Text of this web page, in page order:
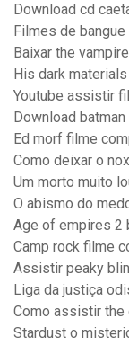
Download cd
Filmes de
Baixar the
His dark
Youtube assistir
Download
Ed morf filme
Como deixar o
Um morto muito
O abismo do
Age of empires 2
Camp rock filme
Assistir peaky
Liga da justiça
Como assistir the
Stardust o